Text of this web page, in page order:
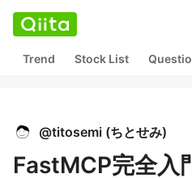
Trend Stock List
@titosemi (ちとせみ)
FastMCP完全入